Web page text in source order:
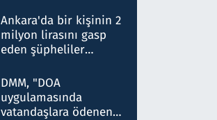
ifadelerinden ortaya
çıkan tablo şok etti
Ankara'da bir kişinin 2
milyon lirasını gasp
eden şüpheliler
DMM, "DOA
uygulamasında
vatandaşlara ödenen